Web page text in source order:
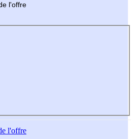
l'offre
l'offre